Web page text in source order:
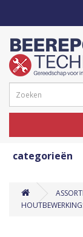
categorieën